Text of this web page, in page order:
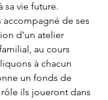
sa vie future.
accompagné de ses
d’un atelier
au cours
à chacun
un fonds de
ils joueront dans